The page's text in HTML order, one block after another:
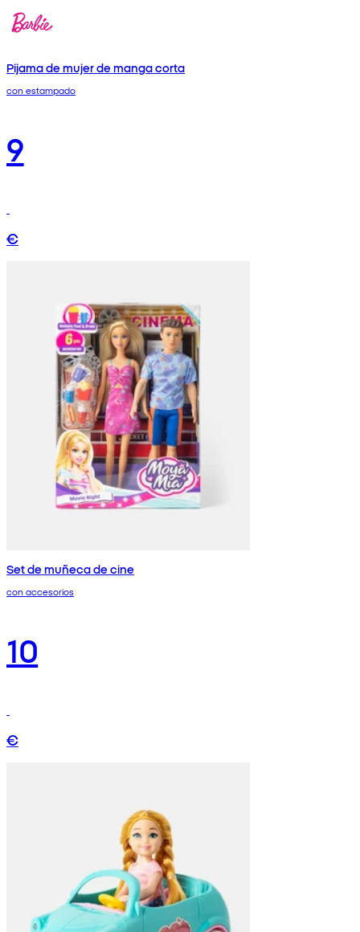
Pijama de mujer de manga corta
con estampado
9
€
Set de muñeca de cine
con accesorios
10
€